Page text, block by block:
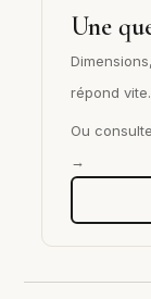
Une
répond vite.
Ou
→